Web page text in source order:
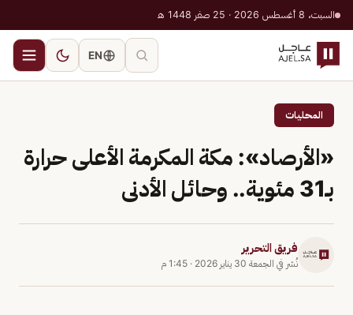
السبت، 8 أغسطس 2026 · 25 صفر 1448 هـ
EN
المحليات
«الأرصاد»: مكة المكرمة الأعلى حرارة
بـ31 مئوية.. وحائل الأدنى
فريق التحرير
نُشر في الجمعة 30 يناير 2026 · 1:45 م